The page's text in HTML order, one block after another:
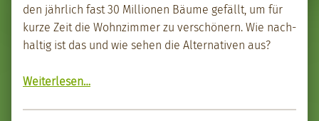
den jährlich fast 30 Mil­lio­nen Bäume gefällt, um für
kurze Zeit die Wohnz­im­mer zu ver­schön­ern. Wie nach­
haltig ist das und wie sehen die Alter­na­tiv­en aus?
Weit­er­lesen…